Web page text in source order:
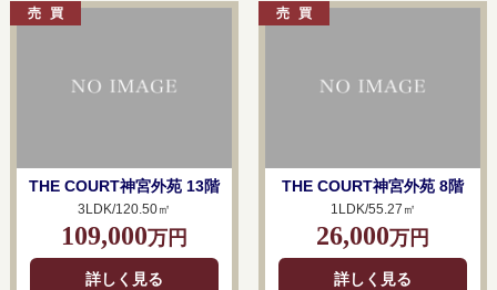
THE COURT神宮外苑 13階
3LDK/120.50㎡
109,000万円
詳しく見る
THE COURT神宮外苑 8階
1LDK/55.27㎡
26,000万円
詳しく見る